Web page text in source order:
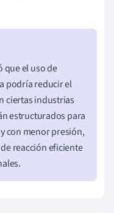
que el uso de
podría reducir el
ciertas industrias
estructurados para
con menor presión,
reacción eficiente